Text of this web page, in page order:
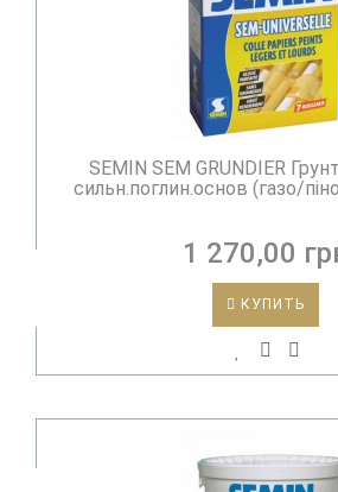
SEMIN SEM GRUNDIER
сильн.поглин.основ (газо/
1 270,00
КУПИТЬ